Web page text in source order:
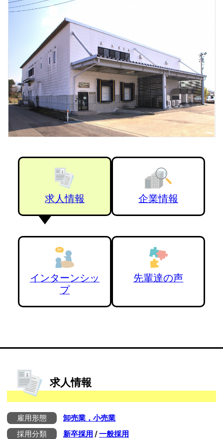
求人情報 企業情報
インターンシッ
プ
先輩達の声
求人情報
雇用形態
卸売業，小売業
採用分類
新卒採用 /一般採用